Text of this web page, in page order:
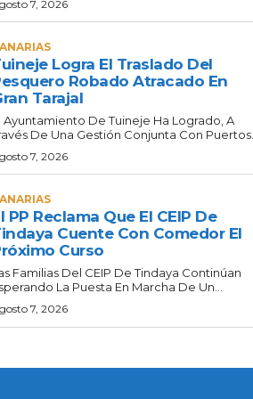
7, 2026
Logra El Traslado Del
Robado Atracado En
Tarajal
Ayuntamiento De Tuineje Ha Logrado, A
De Una Gestión Conjunta Con Puertos...
7, 2026
PP Reclama Que El CEIP De
Cuente Con Comedor El
Curso
Familias Del CEIP De Tindaya Continúan
La Puesta En Marcha De Un...
7, 2026